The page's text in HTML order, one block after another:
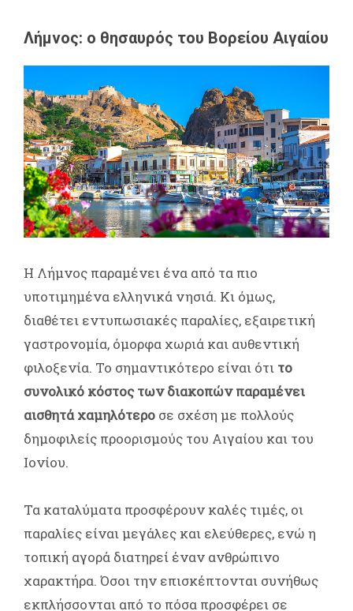
Λήμνος: o θησαυρός του Βορείου Αιγαίου
Η Λήμνος παραμένει ένα από τα πιο
υποτιμημένα ελληνικά νησιά. Κι όμως,
διαθέτει εντυπωσιακές παραλίες, εξαιρετική
γαστρονομία, όμορφα χωριά και αυθεντική
φιλοξενία. Το σημαντικότερο είναι ότι το
συνολικό κόστος των διακοπών παραμένει
αισθητά χαμηλότερο σε σχέση με πολλούς
δημοφιλείς προορισμούς του Αιγαίου και του
Ιονίου.
Τα καταλύματα προσφέρουν καλές τιμές, οι
παραλίες είναι μεγάλες και ελεύθερες, ενώ η
τοπική αγορά διατηρεί έναν ανθρώπινο
χαρακτήρα. Όσοι την επισκέπτονται συνήθως
εκπλήσσονται από το πόσα προσφέρει σε